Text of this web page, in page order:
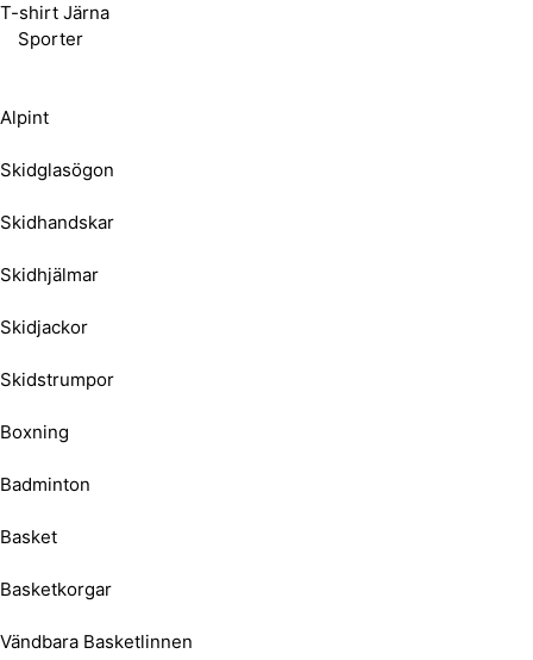
T-shirt Järna
Sporter
Alpint
Skidglasögon
Skidhandskar
Skidhjälmar
Skidjackor
Skidstrumpor
Boxning
Badminton
Basket
Basketkorgar
Vändbara Basketlinnen